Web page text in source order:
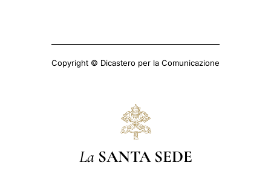
Copyright © Dicastero per la Comunicazione
La SANTA SEDE